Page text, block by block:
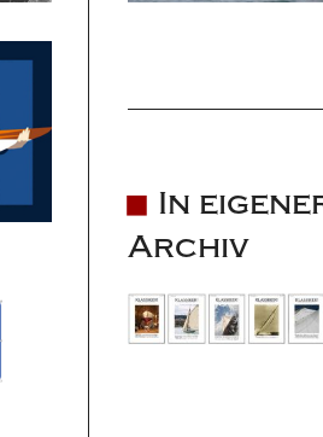
In
Archiv